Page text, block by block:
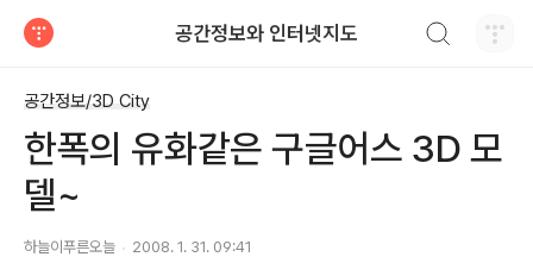
공간정보와 인터넷지도
공간정보/3D City
한폭의 유화같은 구글어스 3D 모
델~
하늘이푸른오늘 2008. 1. 31. 09:41